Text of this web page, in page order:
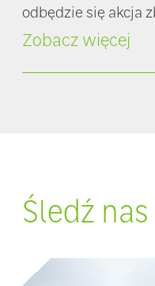
odbędzie się akcja
Zobacz więcej
Śledź